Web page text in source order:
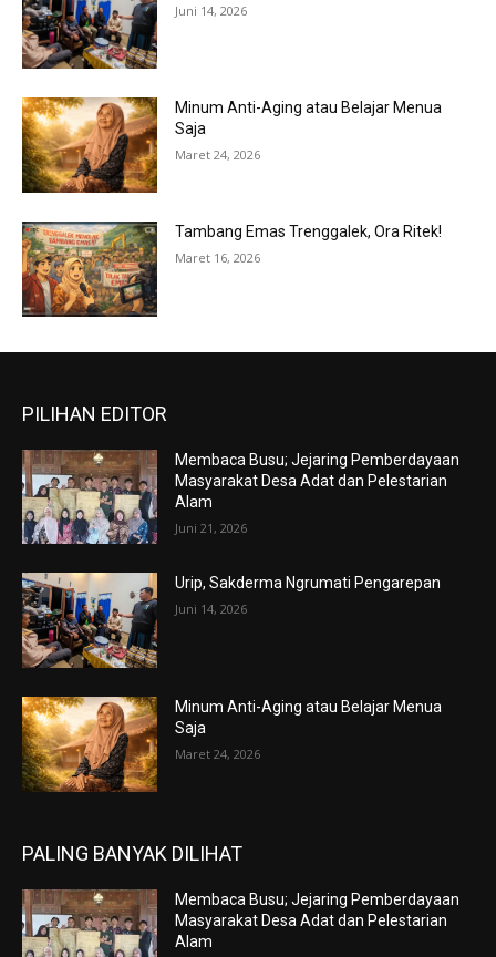
Juni 14, 2026
Minum Anti-Aging atau Belajar Menua
Saja
Maret 24, 2026
Tambang Emas Trenggalek, Ora Ritek!
Maret 16, 2026
PILIHAN EDITOR
Membaca Busu; Jejaring Pemberdayaan
Masyarakat Desa Adat dan Pelestarian
Alam
Juni 21, 2026
Urip, Sakderma Ngrumati Pengarepan
Juni 14, 2026
Minum Anti-Aging atau Belajar Menua
Saja
Maret 24, 2026
PALING BANYAK DILIHAT
Membaca Busu; Jejaring Pemberdayaan
Masyarakat Desa Adat dan Pelestarian
Alam